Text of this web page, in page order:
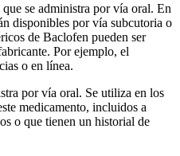
se administra por vía oral. En
disponibles por vía subcutoria o
de Baclofen pueden ser
Por ejemplo, el
o en línea.
por vía oral. Se utiliza en los
medicamento, incluidos a
o que tienen un historial de